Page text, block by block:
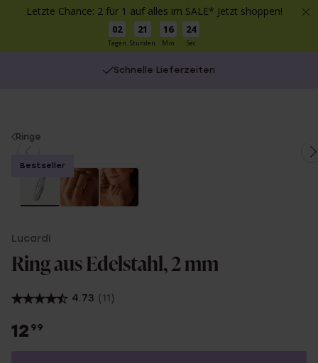
Letzte Chance: 2 für 1 auf alles im SALE* Jetzt shoppen!
02
Tagen
21
Stunden
16
Min
24
Sec
Schnelle Lieferzeiten
You
here:
Ringe
Bestseller
Lucardi
Ring aus Edelstahl, 2 mm
4.73 (11)
12 99